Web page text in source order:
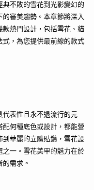
不敗的雪花到光影變幻的
審美趨勢。本章節將深入
熱門設計，包括雪花、貓
，為您提供最前線的款式
表性且永不退流行的元
何種底色或設計，都能營
華麗的立體貼鑽，雪花設
一。雪花美甲的魅力在於
需求。